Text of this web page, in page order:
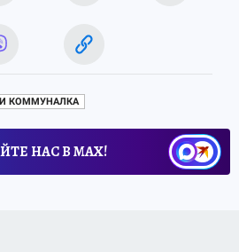
КОММУНАЛКА
НАС В МАХ!